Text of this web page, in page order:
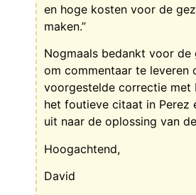
en hoge kosten voor de
maken.”
Nogmaals bedankt voor de
om commentaar te leveren
voorgestelde correctie met
het foutieve citaat in Perez
uit naar de oplossing van
Hoogachtend,
David